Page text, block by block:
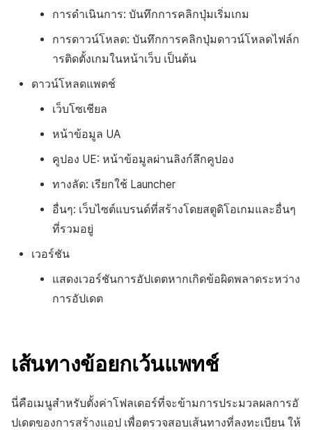
การดำเนินการ: บันทึกการคลิกปุ่มเริ่มเกม
การดาวน์โหลด: บันทึกการคลิกปุ่มดาวน์โหลดไฟล์ก
ารติดตั้งเกมในหน้าเว็บ เป็นต้น
ดาวน์โหลดแพตช์
เว็บโซเชียล
หน้าข้อมูล UA
คูปอง UE: หน้าข้อมูลผ่านลิงก์ลึกคูปอง
ทางลัด: เรียกใช้ Launcher
อื่นๆ: เว็บไซต์แบรนด์ที่สร้างโดยสตูดิโอเกมและอื่นๆ
ที่รวมอยู่
เวอร์ชัน
แสดงเวอร์ชันการอัปเดตหากเกิดข้อผิดพลาดระหว่าง
การอัปเดต
เส้นทางข้อยกเว้นแพทช์
นี่คือเมนูสำหรับตั้งค่าโฟลเดอร์ที่จะข้ามการประมวลผลการอั
ปเดตของการสร้างแอป เพื่อตรวจสอบเส้นทางที่ลงทะเบียน ให้